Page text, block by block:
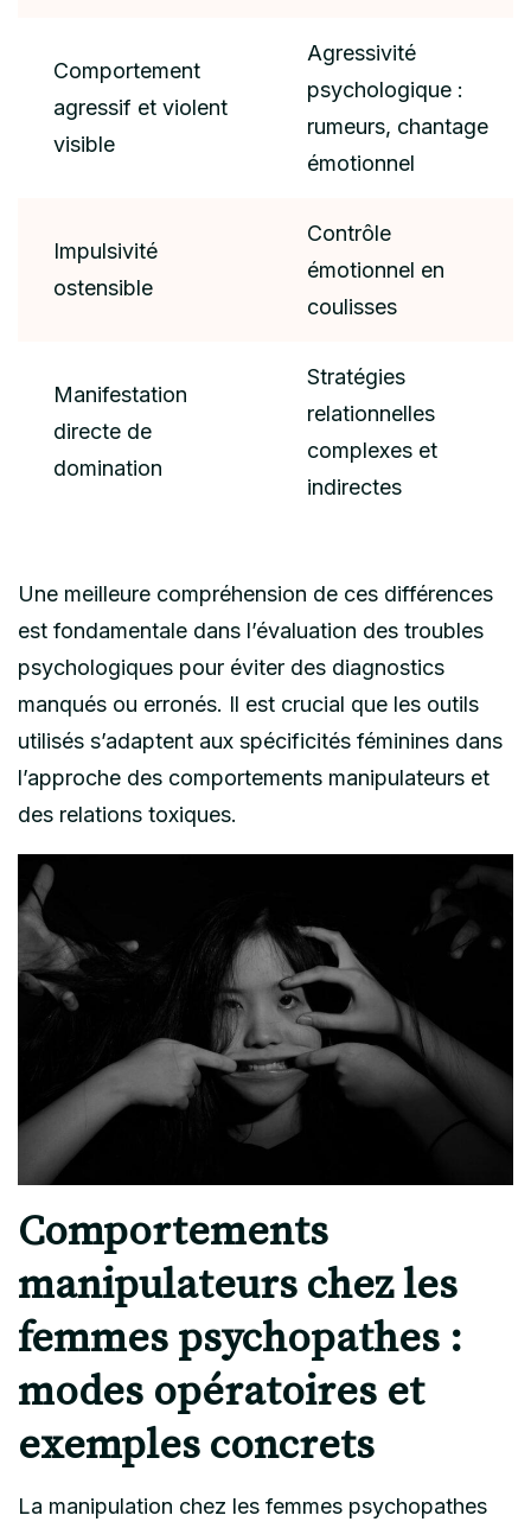
Comportement
agressif et violent
visible
Agressivité
psychologique :
rumeurs, chantage
émotionnel
Impulsivité
ostensible
Contrôle
émotionnel en
coulisses
Manifestation
directe de
domination
Stratégies
relationnelles
complexes et
indirectes
Une meilleure compréhension de ces différences
est fondamentale dans l’évaluation des troubles
psychologiques pour éviter des diagnostics
manqués ou erronés. Il est crucial que les outils
utilisés s’adaptent aux spécificités féminines dans
l’approche des comportements manipulateurs et
des relations toxiques.
Comportements
manipulateurs chez les
femmes psychopathes :
modes opératoires et
exemples concrets
La manipulation chez les femmes psychopathes